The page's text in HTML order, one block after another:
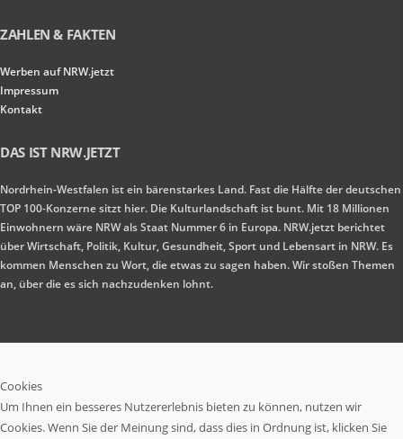
ZAHLEN & FAKTEN
Werben auf NRW.jetzt
Impressum
Kontakt
DAS IST NRW.JETZT
Nordrhein-Westfalen ist ein bärenstarkes Land. Fast die Hälfte der deutschen
TOP 100-Konzerne sitzt hier. Die Kulturlandschaft ist bunt. Mit 18 Millionen
Einwohnern wäre NRW als Staat Nummer 6 in Europa. NRW.jetzt berichtet
über Wirtschaft, Politik, Kultur, Gesundheit, Sport und Lebensart in NRW. Es
kommen Menschen zu Wort, die etwas zu sagen haben. Wir stoßen Themen
an, über die es sich nachzudenken lohnt.
Cookies
Um Ihnen ein besseres Nutzererlebnis bieten zu können, nutzen wir
Cookies. Wenn Sie der Meinung sind, dass dies in Ordnung ist, klicken Sie